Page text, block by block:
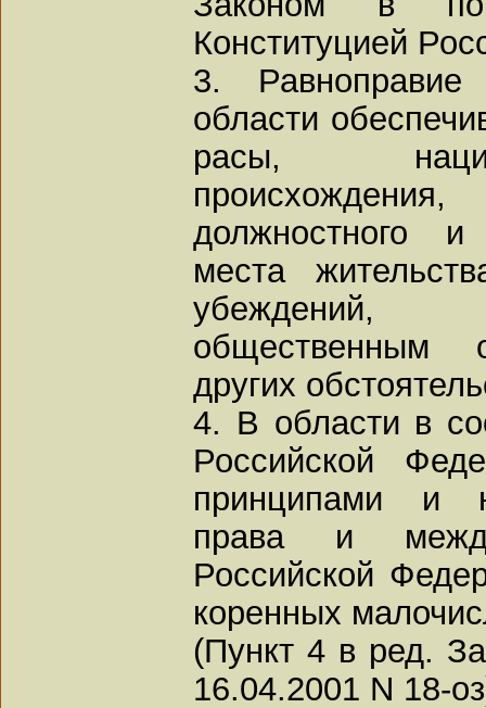
Конституцией
3.
области
расы,
должностного и
места
убеждений,
общественным
других
4. В области в
Российской
принципами и
права и
Российской
коренных
(Пункт 4 в ред.
16.04.2001 N 18-